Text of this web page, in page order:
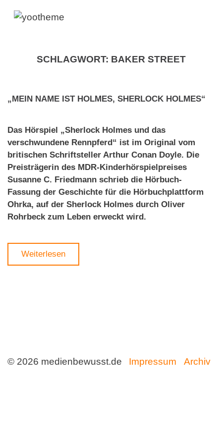
SCHLAGWORT: BAKER STREET
„MEIN NAME IST HOLMES, SHERLOCK HOLMES“
Das Hörspiel „Sherlock Holmes und das
verschwundene Rennpferd“ ist im Original vom
britischen Schriftsteller Arthur Conan Doyle. Die
Preisträgerin des MDR-Kinderhörspielpreises
Susanne C. Friedmann schrieb die Hörbuch-
Fassung der Geschichte für die Hörbuchplattform
Ohrka, auf der Sherlock Holmes durch Oliver
Rohrbeck zum Leben erweckt wird.
Weiterlesen
© 2026 medienbewusst.de Impressum Archiv